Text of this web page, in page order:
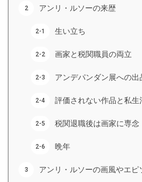
アンリ・ルソーの来歴
生い立ち
画家と税関職員の両立
アンデパンダン展への出
評価されない作品と私生
税関退職後は画家に専念
晩年
アンリ・ルソーの画風やエピ